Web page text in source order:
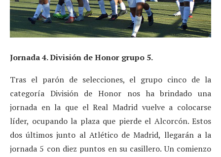
Jornada 4. División de Honor grupo 5.
Tras el parón de selecciones, el grupo cinco de la
categoría División de Honor nos ha brindado una
jornada en la que el Real Madrid vuelve a colocarse
líder, ocupando la plaza que pierde el Alcorcón. Estos
dos últimos junto al Atlético de Madrid, llegarán a la
jornada 5 con diez puntos en su casillero. Un comienzo